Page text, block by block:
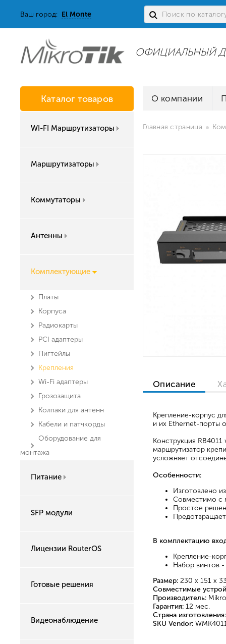
Ваш город: El Monte
ОФИЦИАЛЬНЫЙ
Каталог товаров
WI-FI Маршрутизаторы
Маршрутизаторы
Коммутаторы
Антенны
Комплектующие
Платы
Корпуса
Радиокарты
PCI адаптеры
Пигтейлы
Крепления
Wi-Fi адаптеры
Грозозащита
Колпаки для антенн
Кабели и патчкорды
Оборудование для
монтажа
Питание
SFP модули
Лицензии RouterOS
Готовые решения
Видеонаблюдение
О компании
Главная страница
Описание
Крепление-корпус
и их Ethernet-порты
Конструкция
маршрутизатор
усложняет
Особенности:
Изготовлено
Совместимо с
Простое
В комплектацию
Крепление-
Набор винтов -
Размер: 230 х 151 х
Совместимые
Производитель:
Гарантия: 12 мес.
Страна изготовления:
SKU Vendor: